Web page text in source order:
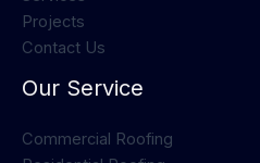
Projects
Contact Us
Our Service
Commercial Roofing